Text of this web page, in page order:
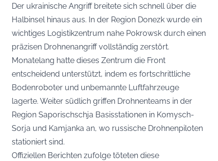
Der ukrainische Angriff breitete sich schnell über die
Halbinsel hinaus aus. In der Region Donezk wurde ein
wichtiges Logistikzentrum nahe Pokrowsk durch einen
präzisen Drohnenangriff vollständig zerstört.
Monatelang hatte dieses Zentrum die Front
entscheidend unterstützt, indem es fortschrittliche
Bodenroboter und unbemannte Luftfahrzeuge
lagerte. Weiter südlich griffen Drohnenteams in der
Region Saporischschja Basisstationen in Komysch-
Sorja und Kamjanka an, wo russische Drohnenpiloten
stationiert sind.
Offiziellen Berichten zufolge töteten diese